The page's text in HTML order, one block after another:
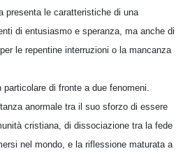
presenta le caratteristiche di una
di entusiasmo e speranza, ma anche di
le repentine interruzioni o la mancanza
di fronte a due fenomeni.
anormale tra il suo sforzo di essere
cristiana, di dissociazione tra la fede
nel mondo, e la riflessione maturata a